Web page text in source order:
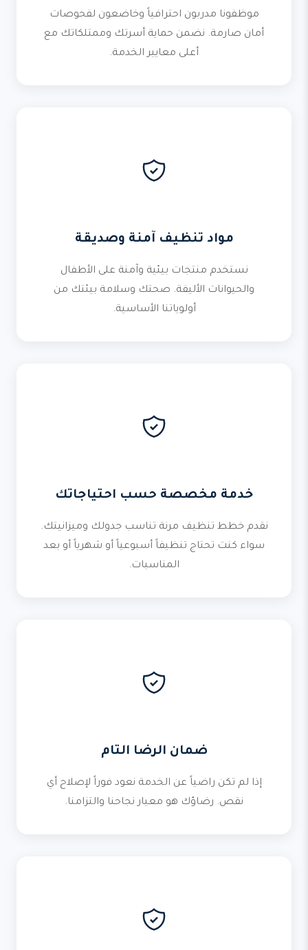
موظفونا مدربون احترافياً وخاضعون لفحوصات
أمان صارمة. نضمن حماية أسرتك وممتلكاتك مع
أعلى معايير الخدمة.
مواد تنظيف آمنة وصديقة
نستخدم منتجات بيئية وآمنة على الأطفال
والحيوانات الأليفة. صحتك وسلامة بيئتك من
أولوياتنا الأساسية.
خدمة مخصصة حسب احتياجاتك
نقدم خطط تنظيف مرنة تناسب جدولك وميزانيتك.
سواء كنت تحتاج تنظيفاً أسبوعياً أو شهرياً أو بعد
المناسبات.
ضمان الرضا التام
إذا لم تكن راضياً عن الخدمة نعود فوراً لإصلاح أي
نقص. رضاؤك هو معيار نجاحنا والتزامنا.